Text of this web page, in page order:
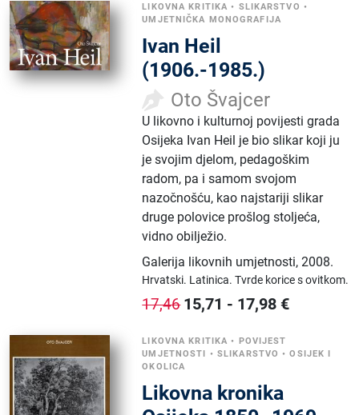
LIKOVNA KRITIKA • SLIKARSTVO •
UMJETNIČKA MONOGRAFIJA
Ivan Heil
(1906.-1985.)
Oto Švajcer
U likovno i kulturnoj povijesti grada
Osijeka Ivan Heil je bio slikar koji ju
je svojim djelom, pedagoškim
radom, pa i samom svojom
nazočnošću, kao najstariji slikar
druge polovice prošlog stoljeća,
vidno obilježio.
Galerija likovnih umjetnosti,2008.
Hrvatski. Latinica.Tvrde korice s ovitkom.
17,46 15,71 - 17,98 €
LIKOVNA KRITIKA •
POVIJEST
UMJETNOSTI
• SLIKARSTVO •OSIJEK I
OKOLICA
Likovna kronika